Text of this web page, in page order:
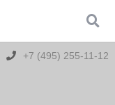
+7 (495) 255-11-12